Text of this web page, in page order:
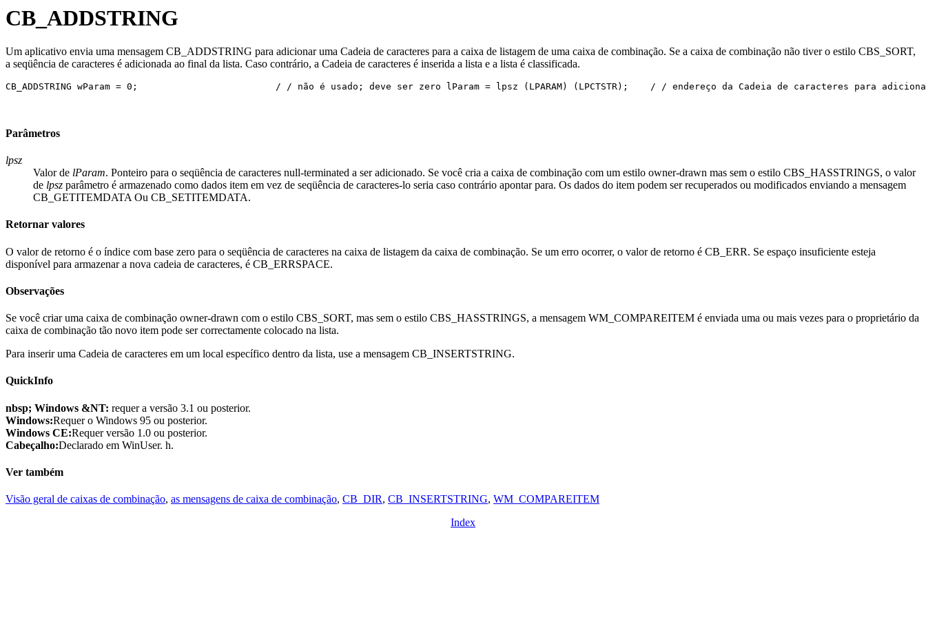
CB_ADDSTRING
Um aplicativo envia uma mensagem CB_ADDSTRING para adicionar uma Cadeia de caracteres para a caixa de listagem de uma caixa de combinação. Se a caixa de combinação não tiver o estilo CBS_SORT,
a seqüência de caracteres é adicionada ao final da lista. Caso contrário, a Cadeia de caracteres é inserida a lista e a lista é classificada.
CB_ADDSTRING wParam = 0;                         / / não é usado; deve ser zero lParam = lpsz (LPARAM) (LPCTSTR);    / / endereço da Cadeia de caracteres para
Parâmetros
lpsz
Valor de lParam. Ponteiro para o seqüência de caracteres null-terminated a ser adicionado. Se você cria a caixa de combinação com um estilo owner-drawn mas sem o estilo CBS_HASSTRINGS, o valor
de lpsz parâmetro é armazenado como dados item em vez de seqüência de caracteres-lo seria caso contrário apontar para. Os dados do item podem ser recuperados ou modificados enviando a mensagem
CB_GETITEMDATA Ou CB_SETITEMDATA.
Retornar valores
O valor de retorno é o índice com base zero para o seqüência de caracteres na caixa de listagem da caixa de combinação. Se um erro ocorrer, o valor de retorno é CB_ERR. Se espaço insuficiente esteja
disponível para armazenar a nova cadeia de caracteres, é CB_ERRSPACE.
Observações
Se você criar uma caixa de combinação owner-drawn com o estilo CBS_SORT, mas sem o estilo CBS_HASSTRINGS, a mensagem WM_COMPAREITEM é enviada uma ou mais vezes para o proprietário da
caixa de combinação tão novo item pode ser correctamente colocado na lista.
Para inserir uma Cadeia de caracteres em um local específico dentro da lista, use a mensagem CB_INSERTSTRING.
QuickInfo
nbsp; Windows &NT: requer a versão 3.1 ou posterior.
Windows:Requer o Windows 95 ou posterior.
Windows CE:Requer versão 1.0 ou posterior.
Cabeçalho:Declarado em WinUser. h.
Ver também
Visão geral de caixas de combinação, as mensagens de caixa de combinação, CB_DIR, CB_INSERTSTRING, WM_COMPAREITEM
Index